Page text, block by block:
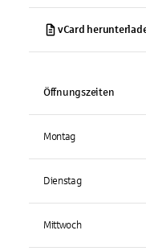
vCard
Öffnungszeiten
Montag
Dienstag
Mittwoch